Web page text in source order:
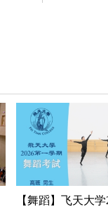
【舞蹈】飞天大